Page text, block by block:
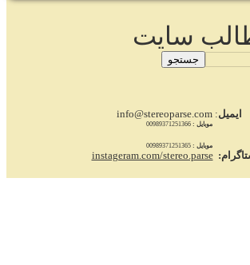
سایت
جستجو
ایمیل : info@stereoparse.com
موبایل :00989371251366
موبایل :00989371251365
instageram.com/stereo.parse